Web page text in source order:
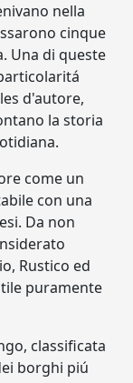
nella
cinque
Una di queste
d'autore,
la storia
come un
con una
Da non
Rustico ed
puramente
classificata
borghi piú